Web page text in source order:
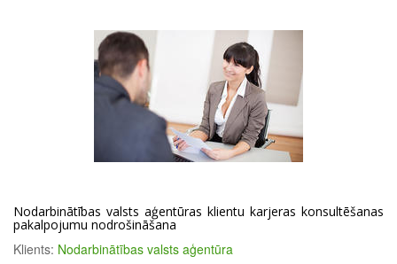
Nodarbinātības valsts aģentūras klientu karjeras konsultēšanas
pakalpojumu nodrošināšana
Klients: Nodarbinātības valsts aģentūra